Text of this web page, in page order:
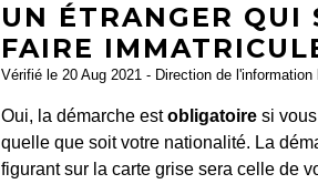
UN ÉTRANGER QUI
FAIRE
Vérifié le 20 Aug 2021 - Direction de
Oui, la démarche estobligatoiresi vous
quelle que soit votre nationalité. La
figurant sur la carte grise sera celle de